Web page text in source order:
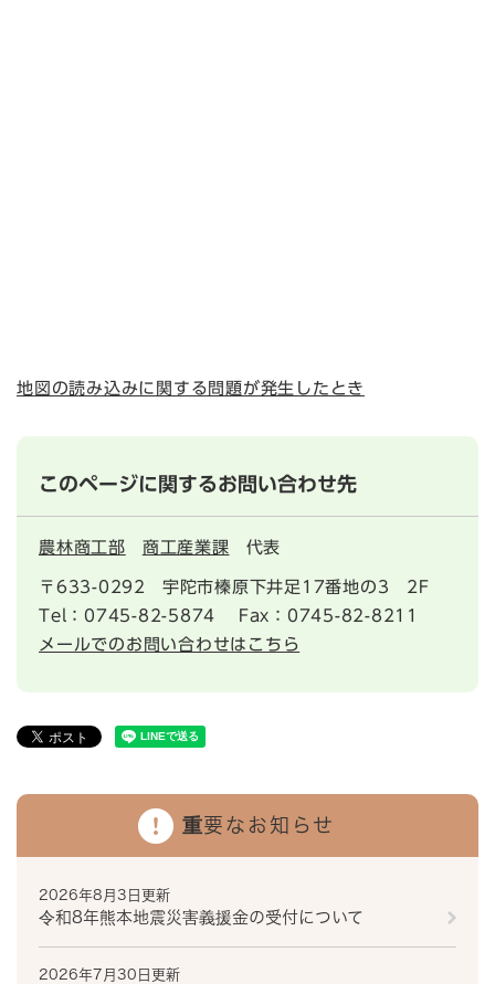
地図の読み込みに関する問題が発生したとき
このページに関するお問い合わせ先
農林商工部 商工産業課 代表
〒633-0292
宇陀市榛原下井足17番地の3 2F
Tel：0745-82-5874
Fax：0745-82-8211
メールでのお問い合わせはこちら
重要なお知らせ
2026年8月3日更新
令和8年熊本地震災害義援金の受付について
2026年7月30日更新